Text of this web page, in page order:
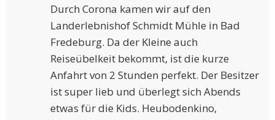
Durch Corona kamen wir auf den
Landerlebnishof Schmidt Mühle in Bad
Fredeburg. Da der Kleine auch
Reiseübelkeit bekommt, ist die kurze
Anfahrt von 2 Stunden perfekt. Der Besitzer
ist super lieb und überlegt sich Abends
etwas für die Kids. Heubodenkino,